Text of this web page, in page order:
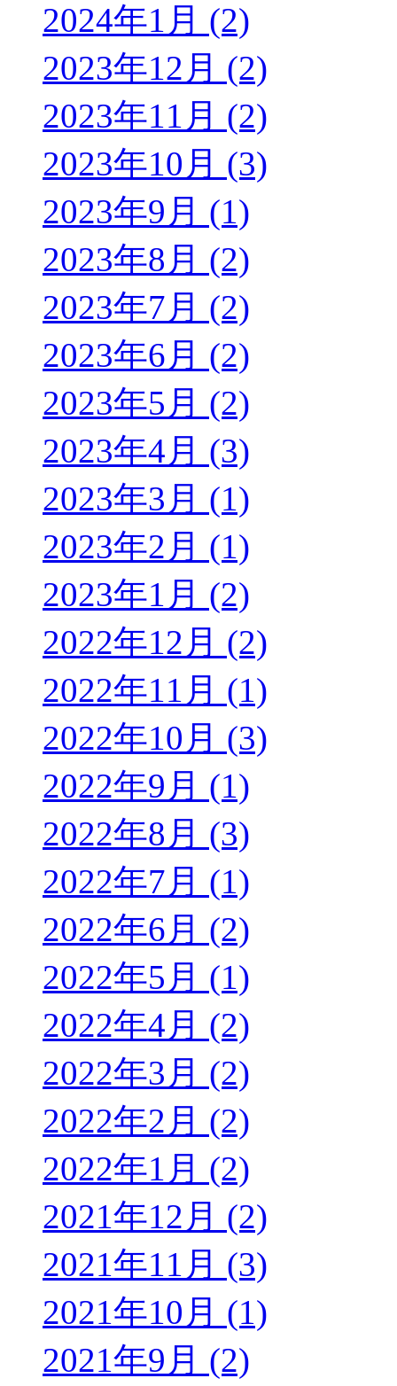
2024年1月 (2)
2023年12月 (2)
2023年11月 (2)
2023年10月 (3)
2023年9月 (1)
2023年8月 (2)
2023年7月 (2)
2023年6月 (2)
2023年5月 (2)
2023年4月 (3)
2023年3月 (1)
2023年2月 (1)
2023年1月 (2)
2022年12月 (2)
2022年11月 (1)
2022年10月 (3)
2022年9月 (1)
2022年8月 (3)
2022年7月 (1)
2022年6月 (2)
2022年5月 (1)
2022年4月 (2)
2022年3月 (2)
2022年2月 (2)
2022年1月 (2)
2021年12月 (2)
2021年11月 (3)
2021年10月 (1)
2021年9月 (2)